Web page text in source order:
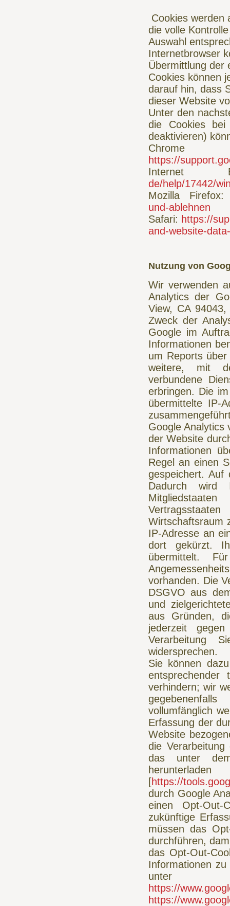
Cookies werden
die volle
Auswahl
Internetbrowser
Übermittlung der
Cookies können
darauf hin, dass
dieser Website
Unter den
die Cookies bei
deaktivieren)
https://
Internet
de/help/17442/
Mozilla
und-ablehnen
Safari: https://
and-website-
Nutzung von
Wir verwenden
Analytics der
View, CA 94043,
Zweck der
Google im
Informationen
um Reports
weitere, mit
verbundene
erbringen. Die
übermittelte IP-
Google Analytics
der Website
Informationen
Regel an einen
gespeichert. Auf
Dadurch wird
Wirtschaftsraum
IP-Adresse an
dort gekürzt.
übermittelt.
vorhanden. Die
DSGVO aus
und
aus Gründen,
jederzeit
Verarbeitung
widersprechen.
Sie können
entsprechender
verhindern; wir
vollumfänglich
Erfassung der
Website
die
das unter
[https://
durch Google
einen Opt-Out-
zukünftige
müssen das
durchführen,
das Opt-Out-
Informationen
unter
https://
https://